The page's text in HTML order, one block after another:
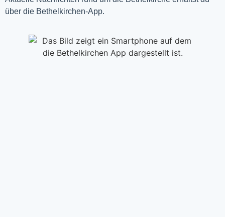
über die Bethelkirchen-App.